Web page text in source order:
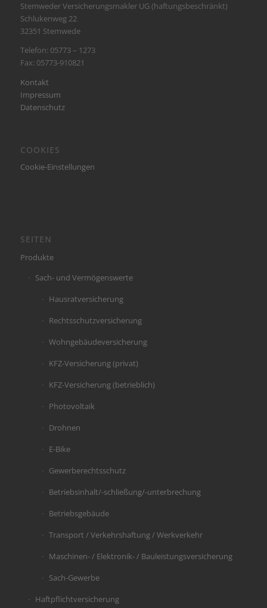
Stemweder Versicherungsmakler UG (haftungsbeschränkt)
Schlukenweg 22
32351 Stemwede
Telefon: 05773 – 1273
Fax: 05773-910821
Kontakt
Impressum
Datenschutz
COOKIES
Cookie-Einstellungen
SEITEN
Produkte
Sach- und Vermögenswerte
Hausratversicherung
Rechtsschutzversicherung
Wohngebäudeversicherung
KFZ-Versicherung (privat)
KFZ-Versicherung (betrieblich)
Photovoltaik
Drohnen
E-Bike
Gewerberechtsschutz
Betriebsinhalt/-schließung/-unterbrechung
Betriebsgebäude
Transport / Verkehrshaftung / Werkverkehr
Maschinen- / Elektronik- / Bauleistungsversicherung
Sach-Gewerbe
Haftpflichtversicherung